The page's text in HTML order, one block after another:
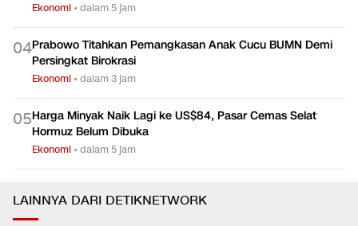
Ekonomi •dalam 5 jam
04Prabowo Titahkan Pemangkasan Anak Cucu BUMN Demi
Persingkat Birokrasi
Ekonomi •dalam 3 jam
05Harga Minyak Naik Lagi ke US$84, Pasar Cemas Selat
Hormuz Belum Dibuka
Ekonomi •dalam 5 jam
LAINNYA DARI DETIKNETWORK